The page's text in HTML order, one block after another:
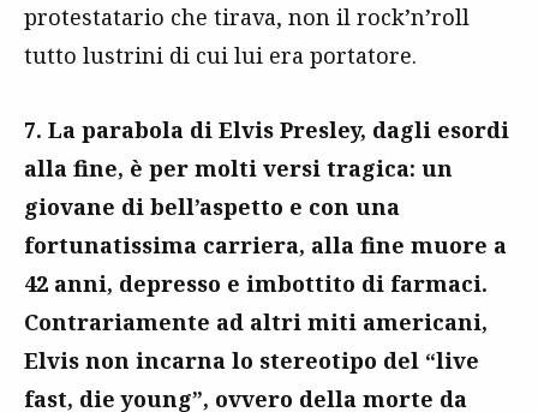
protestatario che tirava, non il rock’n’roll
tutto lustrini di cui lui era portatore.
7. La parabola di Elvis Presley, dagli esordi
alla fine, è per molti versi tragica: un
giovane di bell’aspetto e con una
fortunatissima carriera, alla fine muore a
42 anni, depresso e imbottito di farmaci.
Contrariamente ad altri miti americani,
Elvis non incarna lo stereotipo del “live
fast, die young”, ovvero della morte da